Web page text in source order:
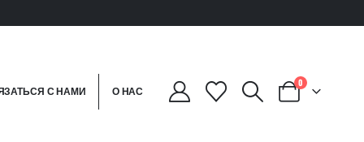
С НАМИ О НАС
0